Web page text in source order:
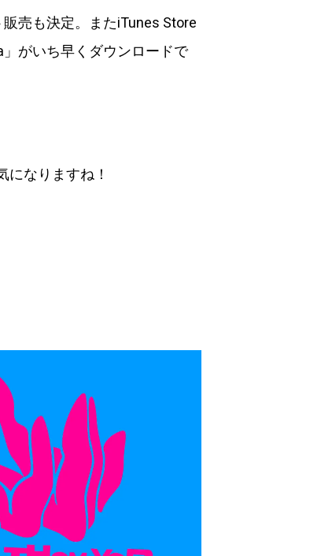
売も決定。またiTunes Store
がいち早くダウンロードで
なりますね！